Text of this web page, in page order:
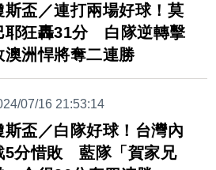
斯盃／連打兩場好球！莫
耶狂轟31分 白隊逆轉擊
澳洲悍將奪二連勝
07/16 21:53:14
斯盃／白隊好球！台灣內
5分惜敗 藍隊「賀家兄